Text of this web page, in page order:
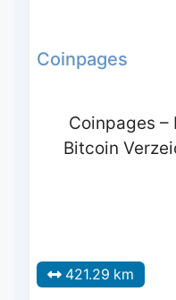
Coinpages
Coinpages
Bitcoin
421.29 km